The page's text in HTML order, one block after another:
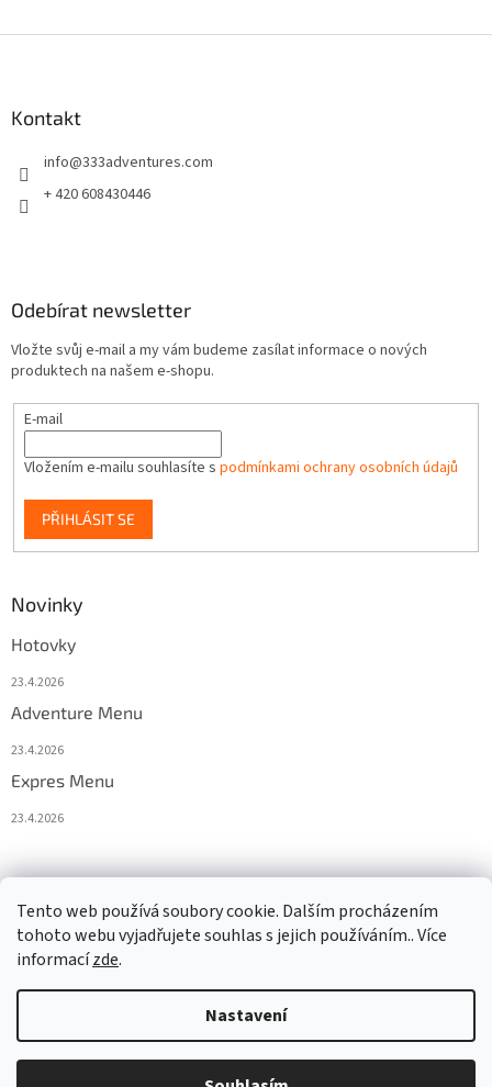
Tento web používá soubory cookie. Dalším procházením
tohoto webu vyjadřujete souhlas s jejich používáním.. Více
informacízde.
Nastavení
Kontakt
info@333adventures.com
+ 420 608430446
Odebírat newsletter
Vložte svůj e-mail a my vám budeme zasílat informace o nových
produktech na našem e-shopu.
E-mail
Vložením e-mailu souhlasíte s podmínkami ochrany osobních údajů
PŘIHLÁSIT SE
Novinky
Hotovky
23.4.2026
Adventure Menu
23.4.2026
Expres Menu
23.4.2026
Copyright 2026www.333adventures.com. Všechna práva